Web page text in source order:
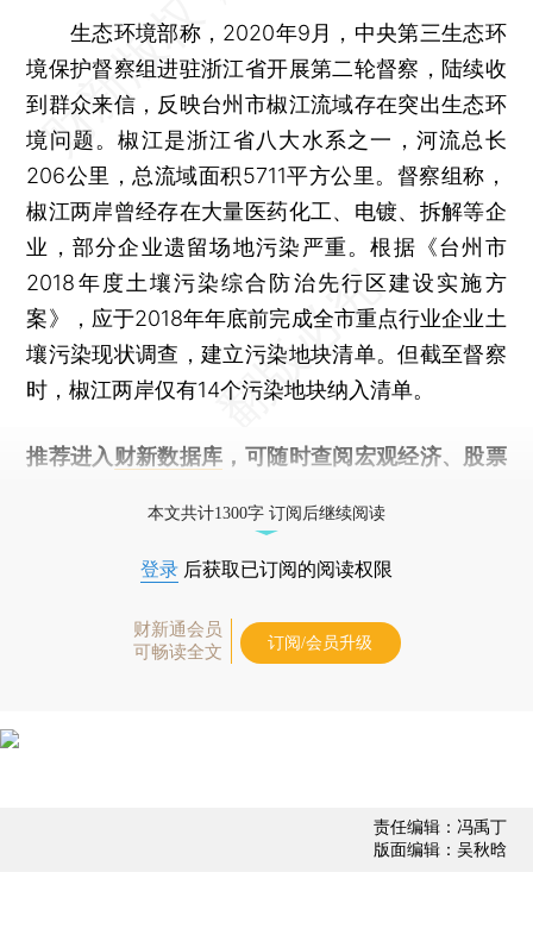
生态环境部称，2020年9月，中央第三生态环
境保护督察组进驻浙江省开展第二轮督察，陆续收
到群众来信，反映台州市椒江流域存在突出生态环
境问题。椒江是浙江省八大水系之一，河流总长
206公里，总流域面积5711平方公里。督察组称，
椒江两岸曾经存在大量医药化工、电镀、拆解等企
业，部分企业遗留场地污染严重。根据《台州市
2018年度土壤污染综合防治先行区建设实施方
案》，应于2018年年底前完成全市重点行业企业土
壤污染现状调查，建立污染地块清单。但截至督察
时，椒江两岸仅有14个污染地块纳入清单。
推荐进入 财新数据库 ，可随时查阅宏观经济、股票
本文共计1300字 订阅后继续阅读
登录 后获取已订阅的阅读权限
财新通会员
可畅读全文
订阅/会员升级
责任编辑：冯禹丁
版面编辑：吴秋晗